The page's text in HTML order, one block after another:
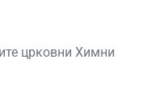
црковни Химни